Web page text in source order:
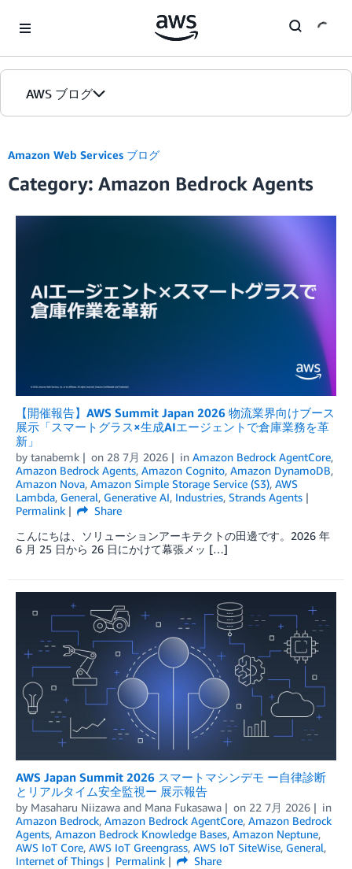
AWS ブログ
カテゴリ
エディション
Amazon Web Services ブログ
Category: Amazon Bedrock Agents
【開催報告】AWS Summit Japan 2026 物流業界向けブース
展示「スマートグラス×生成AIエージェントで倉庫業務を革
新」
by tanabemk on 28 7月 2026 in Amazon Bedrock AgentCore,
Amazon Bedrock Agents, Amazon Cognito, Amazon DynamoDB,
Amazon Nova, Amazon Simple Storage Service (S3), AWS
Lambda, General, Generative AI, Industries, Strands Agents
Permalink
Share
こんにちは、ソリューションアーキテクトの田邊です。2026 年
6 月 25 日から 26 日にかけて幕張メッ […]
AWS Japan Summit 2026 スマートマシンデモ ー自律診断
とリアルタイム安全監視ー 展示報告
by Masaharu Niizawa and Mana Fukasawa on 22 7月 2026
in
Amazon Bedrock, Amazon Bedrock AgentCore, Amazon Bedrock
Agents, Amazon Bedrock Knowledge Bases, Amazon Neptune,
AWS IoT Core, AWS IoT Greengrass, AWS IoT SiteWise, General,
Internet of Things
Permalink
Share